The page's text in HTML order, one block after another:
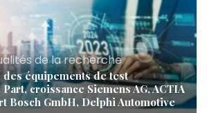
de la recherche
équipements de test
croissance Siemens AG, ACTIA
Bosch GmbH, Delphi Automotive